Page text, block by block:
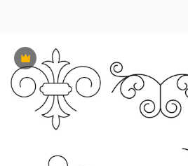
Præmie